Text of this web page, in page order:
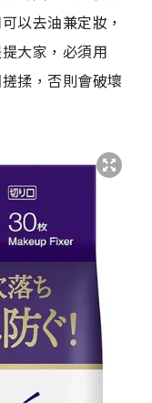
以去油兼定妝，
大家，必須用
揉，否則會破壞